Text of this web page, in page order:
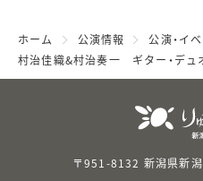
ホーム 公演情報
公演・イ
村治佳織&村治奏一 ギター・デュ
〒951-8132 新潟県新